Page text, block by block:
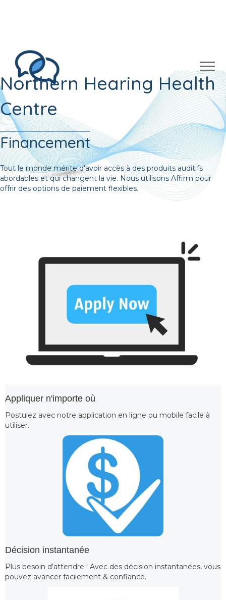
Northern Hearing Health
Centre
Financement
Tout le monde mérite d'avoir accès à des produits auditifs
abordables et qui changent la vie. Nous utilisons Affirm pour
offrir des options de paiement flexibles.
Appliquer n'importe où
Postulez avec notre application en ligne ou mobile facile à
utiliser.
Décision instantanée
Plus besoin d'attendre ! Avec des décision instantanées, vous
pouvez avancer facilement & confiance.